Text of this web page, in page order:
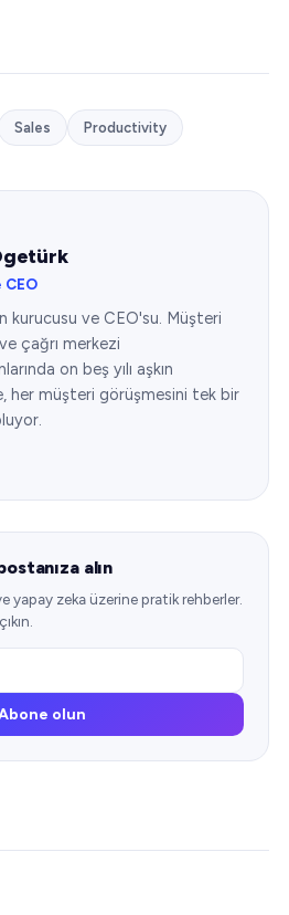
Sales Productivity
CEO
kurucusu ve CEO'su. Müşteri
çağrı merkezi
on beş yılı aşkın
her müşteri görüşmesini tek bir
alın
yapay zeka üzerine pratik rehberler.
olun